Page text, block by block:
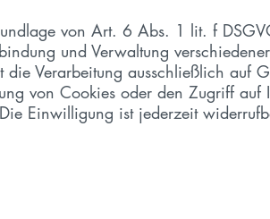
von Art. 6 Abs. 1 lit. f
und Verwaltung
die Verarbeitung ausschließlich
von Cookies oder den Zugriff auf
Einwilligung ist jederzeit